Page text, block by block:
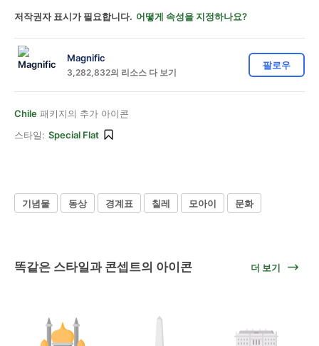
저작권자 표시가 필요합니다. 어떻게 속성을 지정하나요?
Magnific
3,282,832의 리소스 다 보기
팔로우
Chile 패키지의 추가 아이콘
스타일: Special Flat
기념물 동상 경계표 칠레 모아이 문화
똑같은 스타일과 콘셉트의 아이콘 더 보기